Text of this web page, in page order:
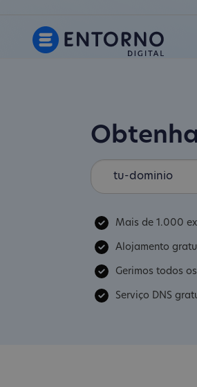
Mais de 1.000
Alojamento
Gerimos todos
Serviço DNS